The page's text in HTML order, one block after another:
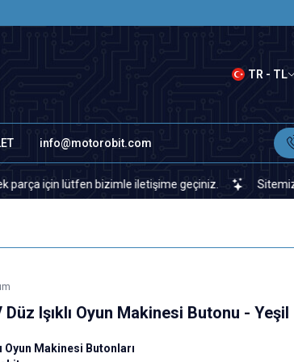
TR - TL
info@motorobit.com
için lütfen bizimle iletişime geçiniz. Sitemizde
Düz Işıklı Oyun Makinesi Butonu - Yeşil
Oyun Makinesi Butonları